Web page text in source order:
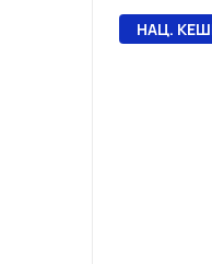
НАЦ.